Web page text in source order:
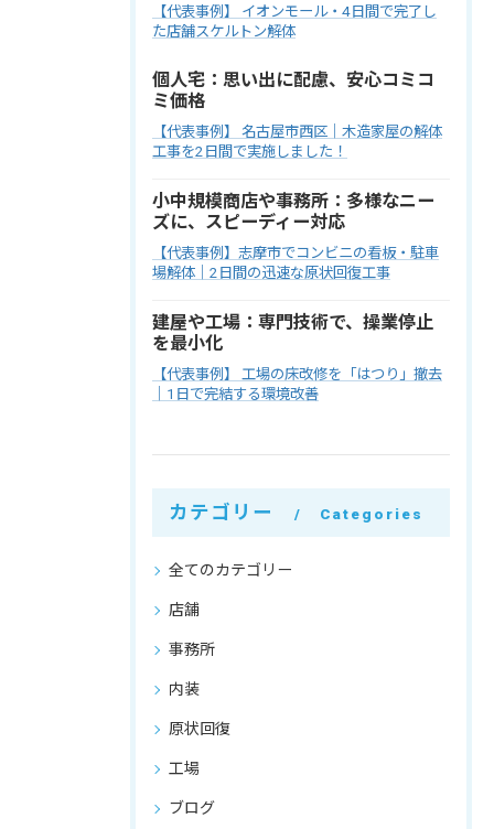
【代表事例】 イオンモール・4日間で完了し
た店舗スケルトン解体
個人宅：思い出に配慮、安心コミコ
ミ価格
【代表事例】 名古屋市西区｜木造家屋の解体
工事を2日間で実施しました！
小中規模商店や事務所：多様なニー
ズに、スピーディー対応
【代表事例】志摩市でコンビニの看板・駐車
場解体｜2日間の迅速な原状回復工事
建屋や工場：専門技術で、操業停止
を最小化
【代表事例】 工場の床改修を「はつり」撤去
｜1日で完結する環境改善
カテゴリー Categories
全てのカテゴリー
店舗
事務所
内装
原状回復
工場
ブログ